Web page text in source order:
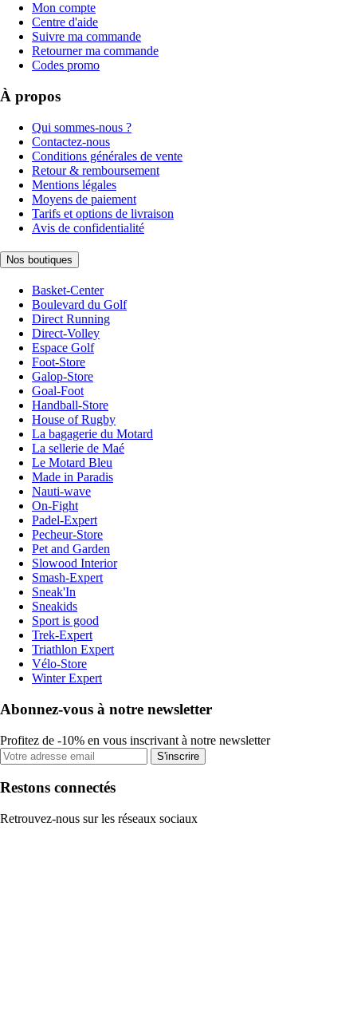
Mon compte
Centre d'aide
Suivre ma commande
Retourner ma commande
Codes promo
À propos
Qui sommes-nous ?
Contactez-nous
Conditions générales de vente
Retour & remboursement
Mentions légales
Moyens de paiement
Tarifs et options de livraison
Avis de confidentialité
Nos boutiques
Basket-Center
Boulevard du Golf
Direct Running
Direct-Volley
Espace Golf
Foot-Store
Galop-Store
Goal-Foot
Handball-Store
House of Rugby
La bagagerie du Motard
La sellerie de Maé
Le Motard Bleu
Made in Paradis
Nauti-wave
On-Fight
Padel-Expert
Pecheur-Store
Pet and Garden
Slowood Interior
Smash-Expert
Sneak'In
Sneakids
Sport is good
Trek-Expert
Triathlon Expert
Vélo-Store
Winter Expert
Abonnez-vous à notre newsletter
Profitez de -10% en vous inscrivant à notre newsletter
S'inscrire
Restons connectés
Retrouvez-nous sur les réseaux sociaux